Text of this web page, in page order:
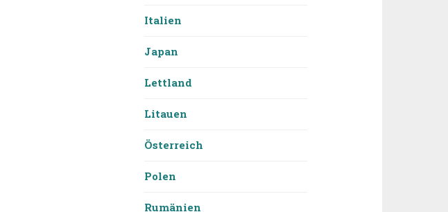
Italien
Japan
Lettland
Litauen
Österreich
Polen
Rumänien